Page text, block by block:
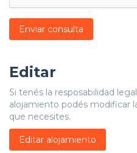
Enviar consulta
Editar
Si tenés la resposabilidad
alojamiento podés modificar
que necesites.
Editar alojamiento